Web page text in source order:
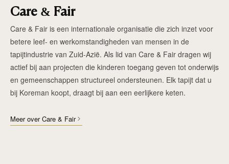
Care & Fair
Care & Fair is een internationale organisatie die zich inzet voor
betere leef- en werkomstandigheden van mensen in de
tapijtindustrie van Zuid-Azië. Als lid van Care & Fair dragen wij
actief bij aan projecten die kinderen toegang geven tot onderwijs
en gemeenschappen structureel ondersteunen. Elk tapijt dat u
bij Koreman koopt, draagt bij aan een eerlijkere keten.
Meer over Care & Fair